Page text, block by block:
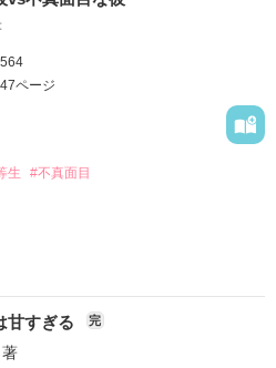
は？」
ル
を読む
47ページ
生 #不真面目
も抜群。
者で笑顔が宝石みたいにキラキ
甘すぎる 完
著